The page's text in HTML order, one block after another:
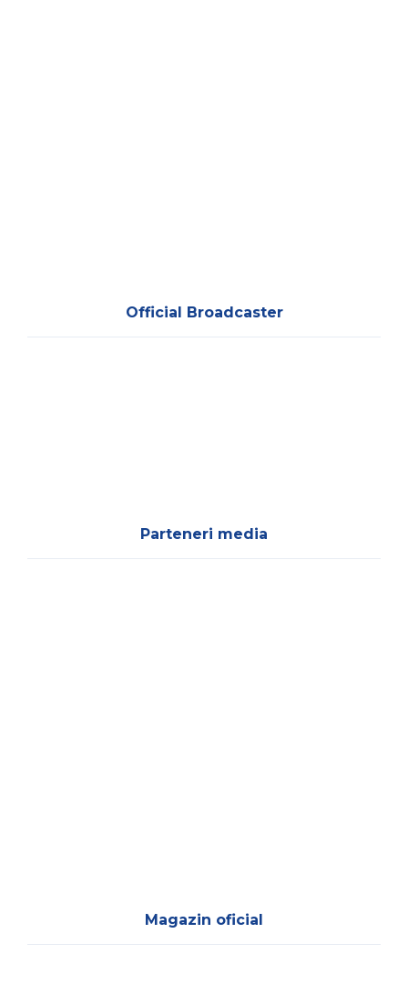
Official Broadcaster
Parteneri media
Magazin oficial